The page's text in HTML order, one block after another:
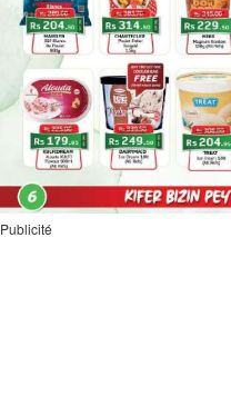
Publicité